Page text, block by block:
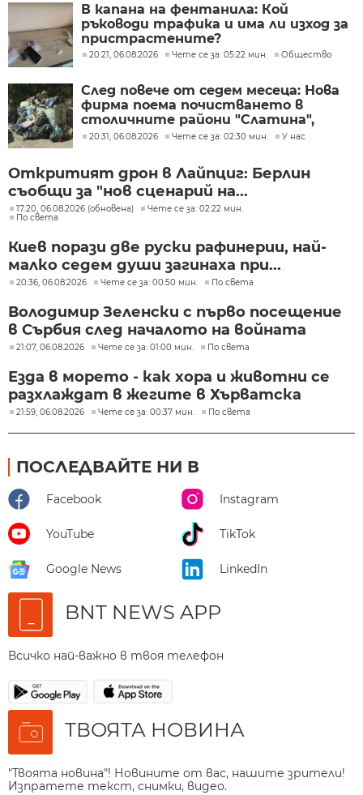
В капана на фентанила: Кой
ръководи трафика и има ли изход за
пристрастените?
20:21, 06.08.2026 Чете се за: 05:22 мин. Общество
След повече от седем месеца: Нова
фирма поема почистването в
столичните райони "Слатина",
"Подуяне" и "Изгрев"
20:31, 06.08.2026 Чете се за: 02:30 мин. У нас
Откритият дрон в Лайпциг: Берлин
съобщи за "нов сценарий на...
17:20, 06.08.2026 (обновена)
Чете се за: 02:22 мин.
По света
Киев порази две руски рафинерии, най-
малко седем души загинаха при...
20:36, 06.08.2026 Чете се за: 00:50 мин. По света
Володимир Зеленски с първо посещение
в Сърбия след началото на войната
21:07, 06.08.2026 Чете се за: 01:00 мин. По света
Езда в морето - как хора и животни се
разхлаждат в жегите в Хърватска
21:59, 06.08.2026 Чете се за: 00:37 мин. По света
ПОСЛЕДВАЙТЕ НИ В
Facebook Instagram
YouTube TikTok
Google News LinkedIn
BNT NEWS APP
Всичко най-важно в твоя телефон
ТВОЯТА НОВИНА
"Твоята новина"! Новините от вас, нашите зрители!
Изпратете текст, снимки, видео.